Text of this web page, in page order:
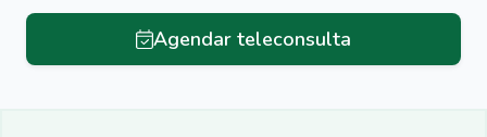
Agendar teleconsulta